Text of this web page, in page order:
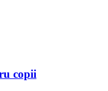
copii